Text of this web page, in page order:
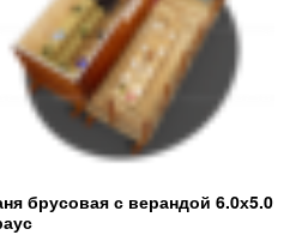
брусовая с верандой 6.0х5.0